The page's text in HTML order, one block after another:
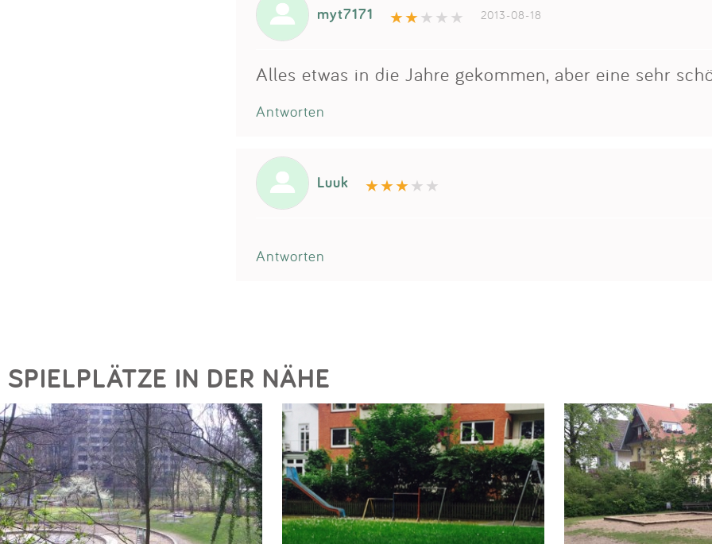
myt7171 2013-08-18
Alles etwas in die Jahre gekommen, aber eine sehr
Antworten
Luuk
Antworten
SPIELPLÄTZE IN DER NÄHE